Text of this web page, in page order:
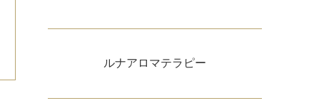
ルナアロマテラピー